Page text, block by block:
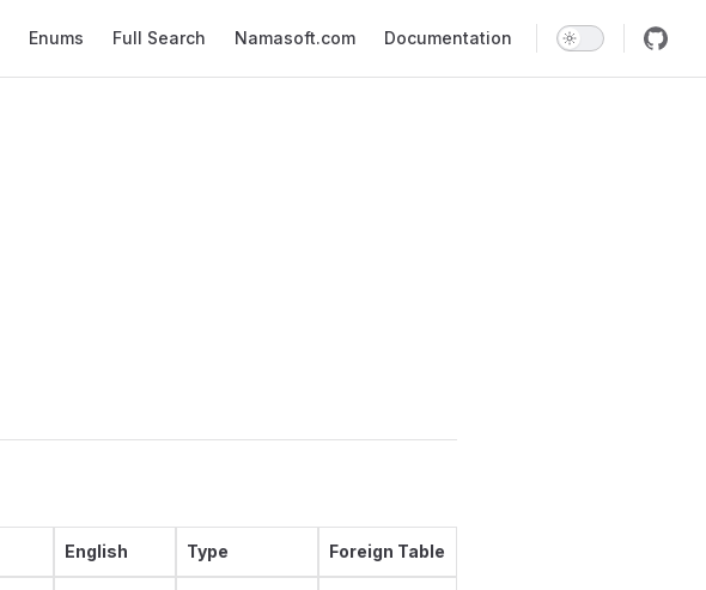
Enums Full Search Namasoft.com Documentation
English Type Foreign Table